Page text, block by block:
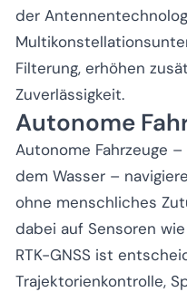
der
Filterung, erhöhen
Zuverlässigkeit.
Autonome
Autonome Fahrzeuge
dem Wasser –
ohne menschliches
dabei auf Sensoren wie
RTK-GNSS ist
Trajektorienkontrolle,